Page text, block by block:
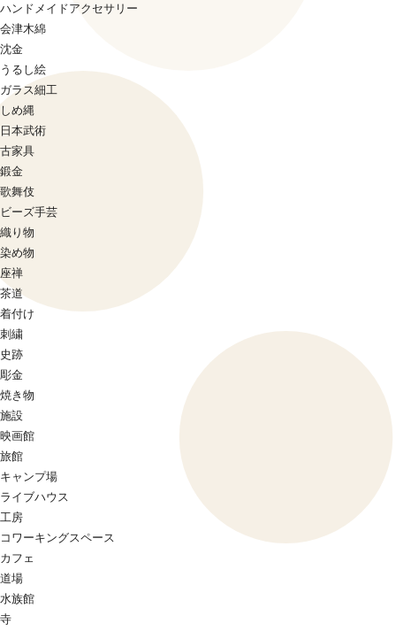
ハンドメイドアクセサリー
会津木綿
沈金
うるし絵
ガラス細工
しめ縄
日本武術
古家具
鍛金
歌舞伎
ビーズ手芸
織り物
染め物
座禅
茶道
着付け
刺繍
史跡
彫金
焼き物
施設
映画館
旅館
キャンプ場
ライブハウス
工房
コワーキングスペース
カフェ
道場
水族館
寺